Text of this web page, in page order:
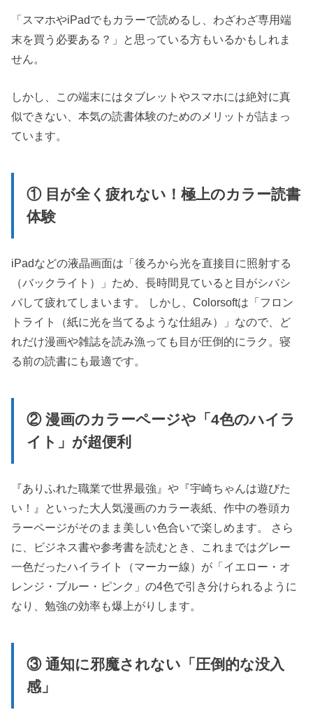
「スマホやiPadでもカラーで読めるし、わざわざ専用端
末を買う必要ある？」と思っている方もいるかもしれま
せん。
しかし、この端末にはタブレットやスマホには絶対に真
似できない、本気の読書体験のためのメリットが詰まっ
ています。
① 目が全く疲れない！極上のカラー読書
体験
iPadなどの液晶画面は「後ろから光を直接目に照射する
（バックライト）」ため、長時間見ていると目がシバシ
バして疲れてしまいます。 しかし、Colorsoftは「フロン
トライト（紙に光を当てるような仕組み）」なので、ど
れだけ漫画や雑誌を読み漁っても目が圧倒的にラク。寝
る前の読書にも最適です。
② 漫画のカラーページや「4色のハイラ
イト」が超便利
『ありふれた職業で世界最強』や『宇崎ちゃんは遊びた
い！』といった大人気漫画のカラー表紙、作中の巻頭カ
ラーページがそのまま美しい色合いで楽しめます。 さら
に、ビジネス書や参考書を読むとき、これまではグレー
一色だったハイライト（マーカー線）が「イエロー・オ
レンジ・ブルー・ピンク」の4色で引き分けられるように
なり、勉強の効率も爆上がりします。
③ 通知に邪魔されない「圧倒的な没入
感」